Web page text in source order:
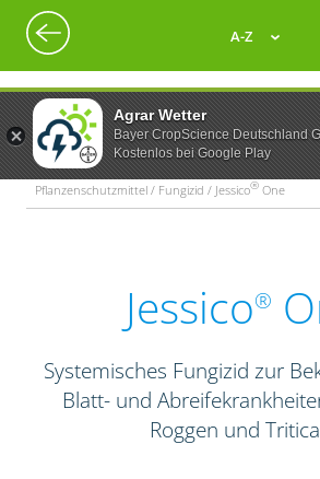
Agrar Wetter
Bayer CropScience Deutschland
Kostenlos bei Google Play
A-Z
Pflanzenschutzmittel / Fungizid / Jessico® One
Jessico®
Systemisches Fungizid zur
Blatt- und
Roggen und